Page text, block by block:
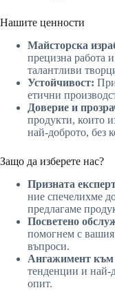
Нашите ценности
Майсторска
прецизна работа
талантливи
Устойчивост:
етични
Доверие и
продукти, които
най-доброто, без
Защо да изберете нас?
Призната
ние спечелихме
предлагаме
Посветено
помогнем с
въпроси.
Ангажимент към
тенденции и най-
опит.